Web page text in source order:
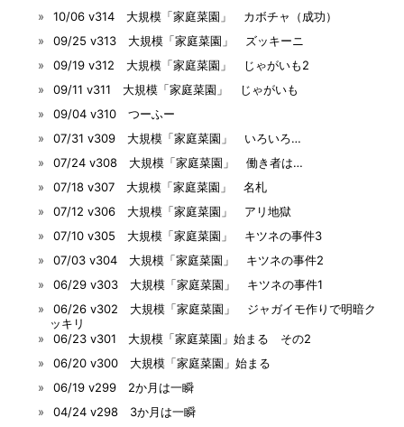
10/06 v314 大規模「家庭菜園」 カボチャ（成功）
09/25 v313 大規模「家庭菜園」 ズッキーニ
09/19 v312 大規模「家庭菜園」 じゃがいも2
09/11 v311 大規模「家庭菜園」 じゃがいも
09/04 v310 つーふー
07/31 v309 大規模「家庭菜園」 いろいろ…
07/24 v308 大規模「家庭菜園」 働き者は…
07/18 v307 大規模「家庭菜園」 名札
07/12 v306 大規模「家庭菜園」 アリ地獄
07/10 v305 大規模「家庭菜園」 キツネの事件3
07/03 v304 大規模「家庭菜園」 キツネの事件2
06/29 v303 大規模「家庭菜園」 キツネの事件1
06/26 v302 大規模「家庭菜園」 ジャガイモ作りで明暗ク
ッキリ
06/23 v301 大規模「家庭菜園」始まる その2
06/20 v300 大規模「家庭菜園」始まる
06/19 v299 2か月は一瞬
04/24 v298 3か月は一瞬